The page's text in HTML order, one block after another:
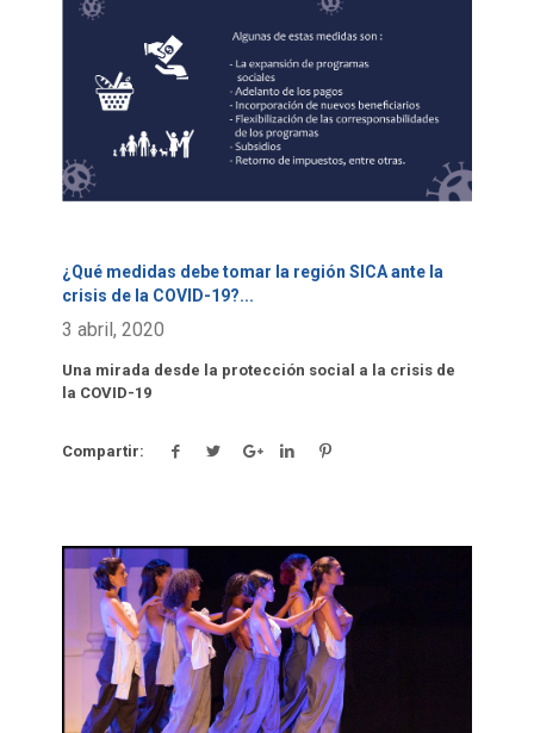
¿Qué medidas debe tomar la región SICA ante la
crisis de la COVID-19?...
3 abril, 2020
Una mirada desde la protección social a la crisis de
la COVID-19
Compartir:
Click para leer más.